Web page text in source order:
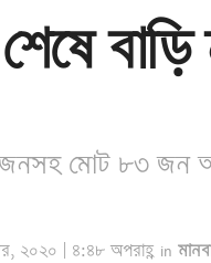
মোট ৮৩ জন
২০২০ | ৪:৪৮ অপরাহ্ণ in